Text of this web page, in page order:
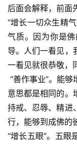
后面会解释，前面
“增长一切众生精
气质。因为你是
导。人们一看见，
一看见就很恭敬，
“善作事业”。能
意思都是相同的。
持戒、忍辱、精进
行，能够到成佛的
“增长五眼”。五眼